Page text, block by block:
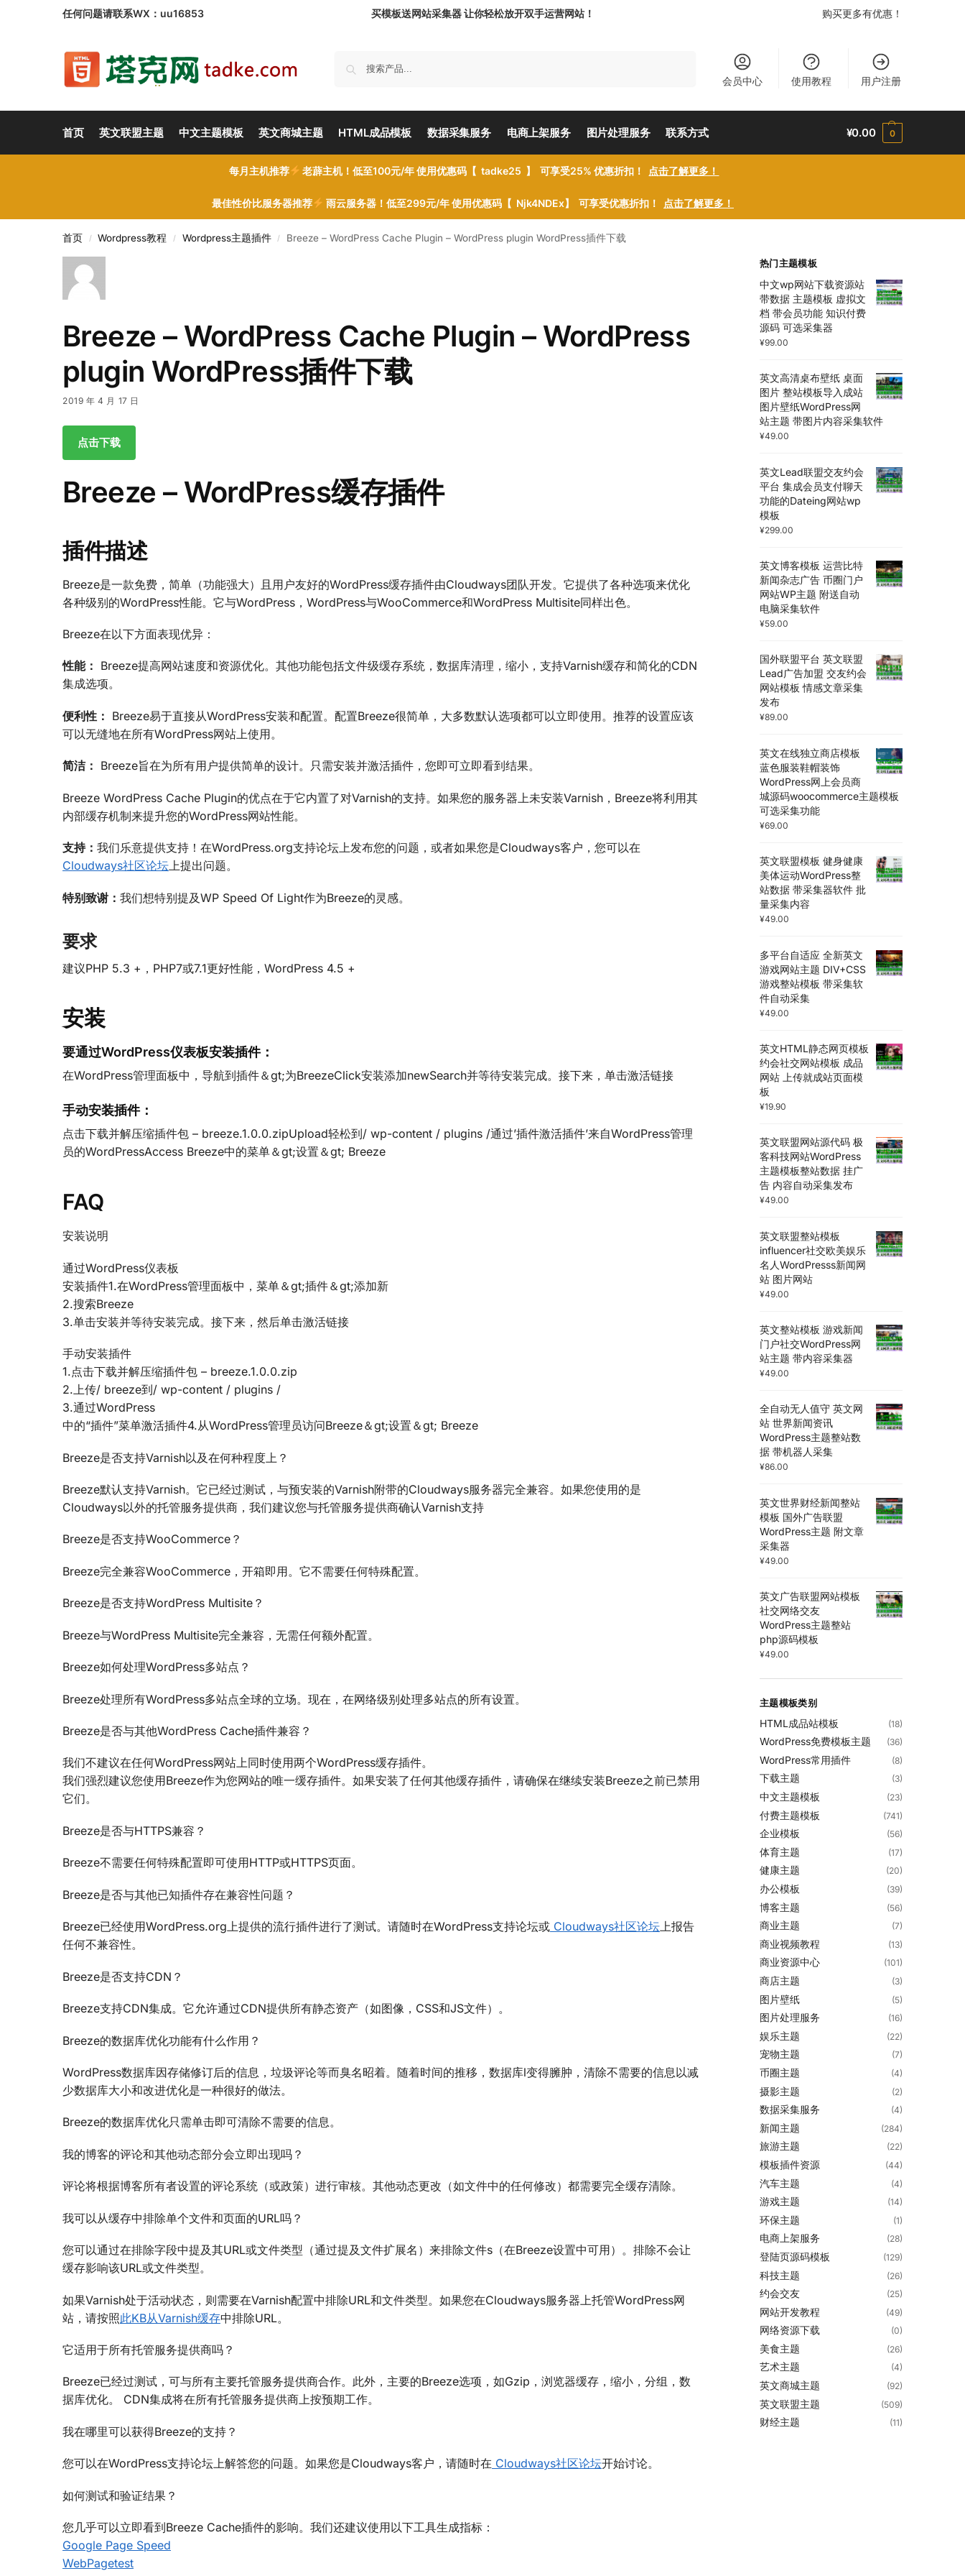
任何问题请联系WX：uu16853 买模板送网站采集器 让你轻松放开双手运营网站！ 购买更多有优惠！
会员中心 使用教程 用户注册
首页 英文联盟主题 中文主题模板 英文商城主题 HTML成品模板 数据采集服务 电商上架服务 图片处理服务 联系方式 ¥0.00 0
每月主机推荐 老薜主机！低至100元/年 使用优惠码【 tadke25 】 可享受25% 优惠折扣！ 点击了解更多！
最佳性价比服务器推荐 雨云服务器！低至299元/年 使用优惠码【 Njk4NDEx】 可享受优惠折扣！ 点击了解更多！
首页 / Wordpress教程 / Wordpress主题插件 / Breeze – WordPress Cache Plugin – WordPress plugin WordPress插件下载
Breeze – WordPress Cache Plugin – WordPress
plugin WordPress插件下载
2019 年 4 月 17 日
点击下载
Breeze – WordPress缓存插件
插件描述
Breeze是一款免费，简单（功能强大）且用户友好的WordPress缓存插件由Cloudways团队开发。它提供了各种选项来优化
各种级别的WordPress性能。它与WordPress，WordPress与WooCommerce和WordPress Multisite同样出色。
Breeze在以下方面表现优异：
性能： Breeze提高网站速度和资源优化。其他功能包括文件级缓存系统，数据库清理，缩小，支持Varnish缓存和简化的CDN
集成选项。
便利性： Breeze易于直接从WordPress安装和配置。配置Breeze很简单，大多数默认选项都可以立即使用。推荐的设置应该
可以无缝地在所有WordPress网站上使用。
简洁： Breeze旨在为所有用户提供简单的设计。只需安装并激活插件，您即可立即看到结果。
Breeze WordPress Cache Plugin的优点在于它内置了对Varnish的支持。如果您的服务器上未安装Varnish，Breeze将利用其
内部缓存机制来提升您的WordPress网站性能。
支持： 我们乐意提供支持！在WordPress.org支持论坛上发布您的问题，或者如果您是Cloudways客户，您可以在
Cloudways社区论坛上提出问题。
特别致谢： 我们想特别提及WP Speed Of Light作为Breeze的灵感。
要求
建议PHP 5.3 +，PHP7或7.1更好性能，WordPress 4.5 +
安装
要通过WordPress仪表板安装插件：
在WordPress管理面板中，导航到插件＆gt;为BreezeClick安装添加newSearch并等待安装完成。接下来，单击激活链接
手动安装插件：
点击下载并解压缩插件包 – breeze.1.0.0.zipUpload轻松到/ wp-content / plugins /通过’插件激活插件’来自WordPress管理
员的WordPressAccess Breeze中的菜单＆gt;设置＆gt; Breeze
FAQ
安装说明
通过WordPress仪表板
安装插件1.在WordPress管理面板中，菜单＆gt;插件＆gt;添加新
2.搜索Breeze
3.单击安装并等待安装完成。接下来，然后单击激活链接
手动安装插件
1.点击下载并解压缩插件包 – breeze.1.0.0.zip
2.上传/ breeze到/ wp-content / plugins /
3.通过WordPress
中的“插件”菜单激活插件4.从WordPress管理员访问Breeze＆gt;设置＆gt; Breeze
Breeze是否支持Varnish以及在何种程度上？
Breeze默认支持Varnish。它已经过测试，与预安装的Varnish附带的Cloudways服务器完全兼容。如果您使用的是
Cloudways以外的托管服务提供商，我们建议您与托管服务提供商确认Varnish支持
Breeze是否支持WooCommerce？
Breeze完全兼容WooCommerce，开箱即用。它不需要任何特殊配置。
Breeze是否支持WordPress Multisite？
Breeze与WordPress Multisite完全兼容，无需任何额外配置。
Breeze如何处理WordPress多站点？
Breeze处理所有WordPress多站点全球的立场。现在，在网络级别处理多站点的所有设置。
Breeze是否与其他WordPress Cache插件兼容？
我们不建议在任何WordPress网站上同时使用两个WordPress缓存插件。
我们强烈建议您使用Breeze作为您网站的唯一缓存插件。如果安装了任何其他缓存插件，请确保在继续安装Breeze之前已禁用
它们。
Breeze是否与HTTPS兼容？
Breeze不需要任何特殊配置即可使用HTTP或HTTPS页面。
Breeze是否与其他已知插件存在兼容性问题？
Breeze已经使用WordPress.org上提供的流行插件进行了测试。请随时在WordPress支持论坛或 Cloudways社区论坛上报告
任何不兼容性。
Breeze是否支持CDN？
Breeze支持CDN集成。它允许通过CDN提供所有静态资产（如图像，CSS和JS文件）。
Breeze的数据库优化功能有什么作用？
WordPress数据库因存储修订后的信息，垃圾评论等而臭名昭着。随着时间的推移，数据库l变得臃肿，清除不需要的信息以减
少数据库大小和改进优化是一种很好的做法。
Breeze的数据库优化只需单击即可清除不需要的信息。
我的博客的评论和其他动态部分会立即出现吗？
评论将根据博客所有者设置的评论系统（或政策）进行审核。其他动态更改（如文件中的任何修改）都需要完全缓存清除。
我可以从缓存中排除单个文件和页面的URL吗？
您可以通过在排除字段中提及其URL或文件类型（通过提及文件扩展名）来排除文件s（在Breeze设置中可用）。排除不会让
缓存影响该URL或文件类型。
如果Varnish处于活动状态，则需要在Varnish配置中排除URL和文件类型。如果您在Cloudways服务器上托管WordPress网
站，请按照此KB从Varnish缓存中排除URL。
它适用于所有托管服务提供商吗？
Breeze已经过测试，可与所有主要托管服务提供商合作。此外，主要的Breeze选项，如Gzip，浏览器缓存，缩小，分组，数
据库优化。 CDN集成将在所有托管服务提供商上按预期工作。
我在哪里可以获得Breeze的支持？
您可以在WordPress支持论坛上解答您的问题。如果您是Cloudways客户，请随时在 Cloudways社区论坛开始讨论。
如何测试和验证结果？
您几乎可以立即看到Breeze Cache插件的影响。我们还建议使用以下工具生成指标：
Google Page Speed
WebPagetest
热门主题模板
中文wp网站下载资源站
带数据 主题模板 虚拟文
档 带会员功能 知识付费
源码 可选采集器
¥99.00
英文高清桌布壁纸 桌面
图片 整站模板导入成站
图片壁纸WordPress网
站主题 带图片内容采集软件
¥49.00
英文Lead联盟交友约会
平台 集成会员支付聊天
功能的Dateing网站wp
模板
¥299.00
英文博客模板 运营比特
新闻杂志广告 币圈门户
网站WP主题 附送自动
电脑采集软件
¥59.00
国外联盟平台 英文联盟
Lead广告加盟 交友约会
网站模板 情感文章采集
发布
¥89.00
英文在线独立商店模板
蓝色服装鞋帽装饰
WordPress网上会员商
城源码woocommerce主题模板
可选采集功能
¥69.00
英文联盟模板 健身健康
美体运动WordPress整
站数据 带采集器软件 批
量采集内容
¥49.00
多平台自适应 全新英文
游戏网站主题 DIV+CSS
游戏整站模板 带采集软
件自动采集
¥49.00
英文HTML静态网页模板
约会社交网站模板 成品
网站 上传就成站页面模
板
¥19.90
英文联盟网站源代码 极
客科技网站WordPress
主题模板整站数据 挂广
告 内容自动采集发布
¥49.00
英文联盟整站模板
influencer社交欧美娱乐
名人WordPresss新闻网
站 图片网站
¥49.00
英文整站模板 游戏新闻
门户社交WordPress网
站主题 带内容采集器
¥49.00
全自动无人值守 英文网
站 世界新闻资讯
WordPress主题整站数
据 带机器人采集
¥86.00
英文世界财经新闻整站
模板 国外广告联盟
WordPress主题 附文章
采集器
¥49.00
英文广告联盟网站模板
社交网络交友
WordPress主题整站
php源码模板
¥49.00
主题模板类别
HTML成品站模板 (18)
WordPress免费模板主题 (36)
WordPress常用插件 (8)
下载主题 (3)
中文主题模板 (23)
付费主题模板 (741)
企业模板 (56)
体育主题 (17)
健康主题 (20)
办公模板 (39)
博客主题 (56)
商业主题 (7)
商业视频教程 (13)
商业资源中心 (101)
商店主题 (3)
图片壁纸 (5)
图片处理服务 (16)
娱乐主题 (22)
宠物主题 (7)
币圈主题 (4)
摄影主题 (2)
数据采集服务 (4)
新闻主题 (284)
旅游主题 (22)
模板插件资源 (44)
汽车主题 (4)
游戏主题 (14)
环保主题 (1)
电商上架服务 (28)
登陆页源码模板 (129)
科技主题 (26)
约会交友 (25)
网站开发教程 (49)
网络资源下载 (0)
美食主题 (26)
艺术主题 (4)
英文商城主题 (92)
英文联盟主题 (509)
财经主题 (11)